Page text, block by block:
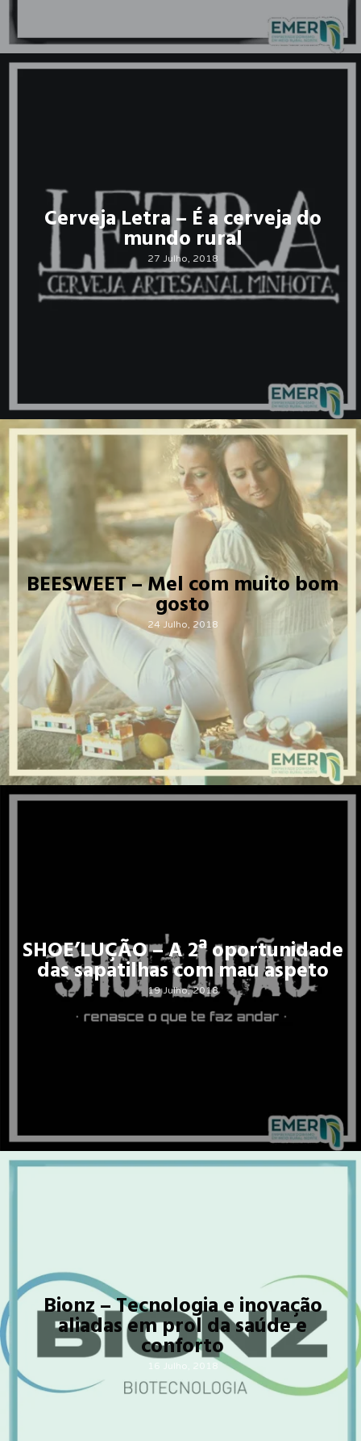
Cerveja Letra – É a cerveja do
mundo rural
27 Julho, 2018
BEESWEET – Mel com muito bom
gosto
24 Julho, 2018
SHOE’LUÇÃO – A 2ª oportunidade
das sapatilhas com mau aspeto
19 Julho, 2018
Bionz – Tecnologia e inovação
aliadas em prol da saúde e
conforto
16 Julho, 2018